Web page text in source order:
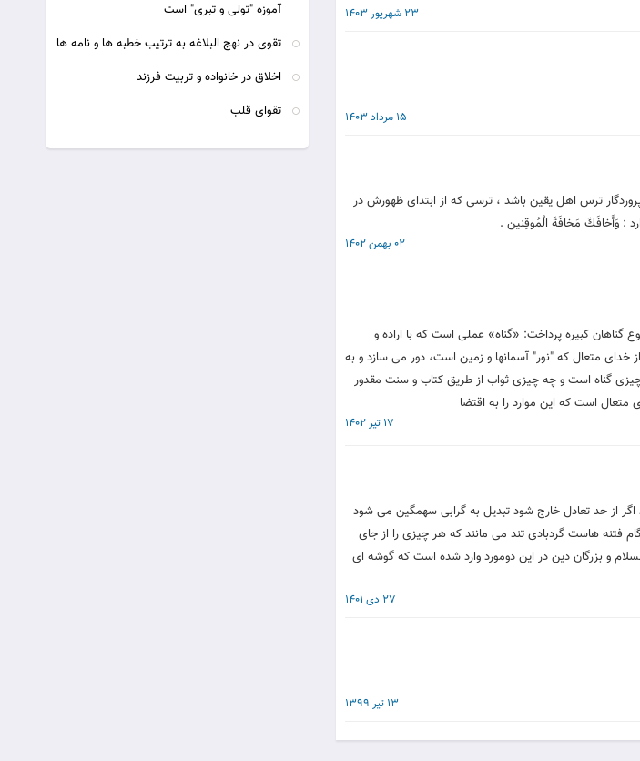
23 شهریور 1403
15 مرداد 1403
ترس اهل يقين باشد ، ترسى كه از ابتداى ظهورش در
: وَأَخافَكَ مَخافَةَ الْمُوقِنين .
02 بهمن 1402
گناهان کبیره پرداخت: «گناه» عملی است که با اراده و
خدای متعال که "نور" آسمانها و زمین است، دور می سازد و به
گناه است و چه چیزی ثواب از طریق کتاب و سنت مقدور
است که این موارد را به اقتضا
17 تیر 1402
از حد تعادل خارج شود تبدیل به گرابی سهمگین می شود
هاست گردبادی تند می مانند که هر چیزی را از جای
و بزرگان دین در این دومورد وارد شده است که گوشه ای
27 دی 1401
13 تیر 1399
آموزه "تولی و تبری" است
تقوی در نهج البلاغه به ترتیب خطبه ها و نامه ها
اخلاق در خانواده و تربيت فرزند
تقوای قلب